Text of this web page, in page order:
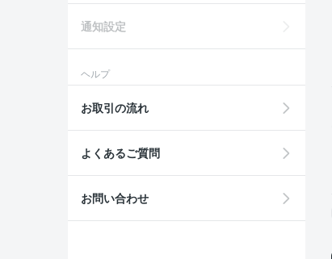
通知設定
ヘルプ
お取引の流れ
よくあるご質問
お問い合わせ